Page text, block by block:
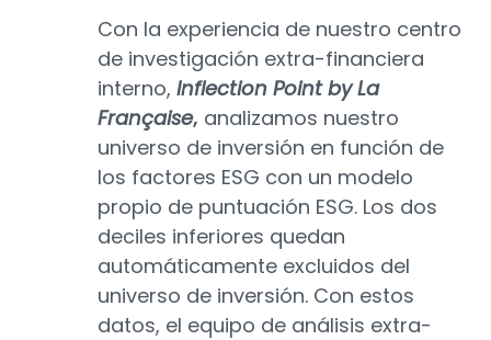
Con la experiencia de nuestro centro
de investigación extra-financiera
interno, Inflection Point by La
Française, analizamos nuestro
universo de inversión en función de
los factores ESG con un modelo
propio de puntuación ESG. Los dos
deciles inferiores quedan
automáticamente excluidos del
universo de inversión. Con estos
datos, el equipo de análisis extra-